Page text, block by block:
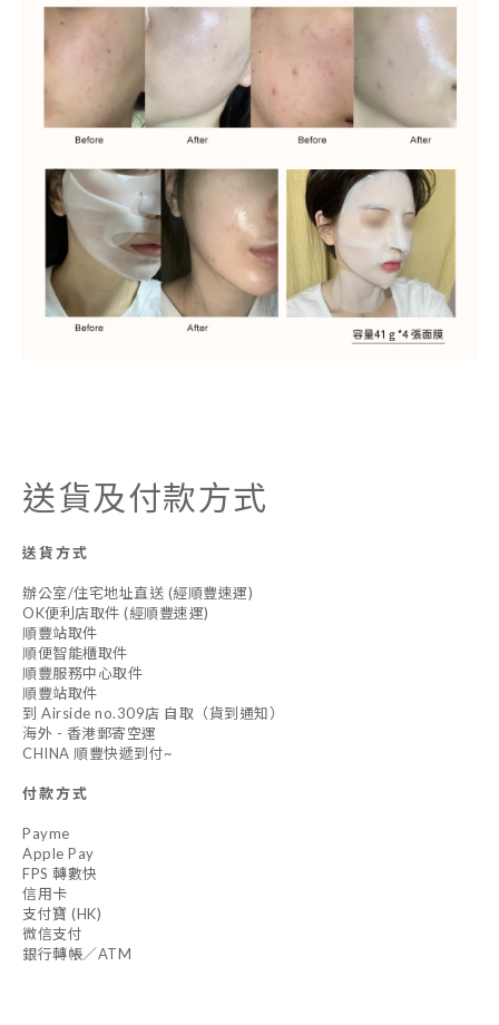
送貨及付款方式
送貨方式
辦公室/住宅地址直送 (經順豐速運)
OK便利店取件 (經順豐速運)
順豐站取件
順便智能櫃取件
順豐服務中心取件
順豐站取件
到 Airside no.309店 自取（貨到通知）
海外 - 香港郵寄空運
CHINA 順豐快遞到付~
付款方式
Payme
Apple Pay
FPS 轉數快
信用卡
支付寶 (HK)
微信支付
銀行轉帳／ATM